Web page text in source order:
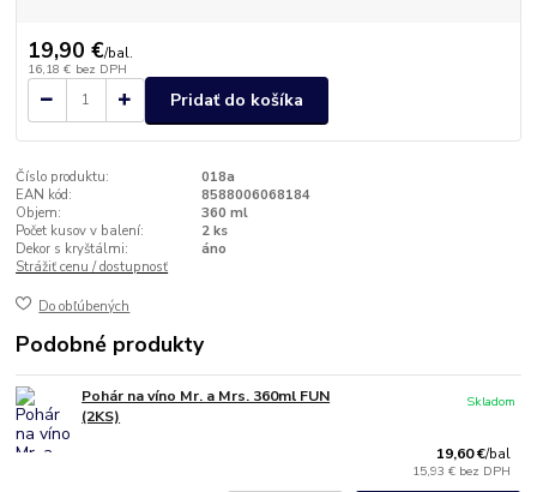
19,90 €/bal.
16,18 € bez DPH
Pridať do košíka
Číslo produktu:
018a
EAN kód:
8588006068184
Objem:
360 ml
Počet kusov v balení:
2 ks
Dekor s kryštálmi:
áno
Strážiť cenu / dostupnosť
Do obľúbených
Podobné produkty
Pohár na víno Mr. a Mrs. 360ml FUN
(2KS)
19,60 €/bal
15,93 € bez DPH
Skladom